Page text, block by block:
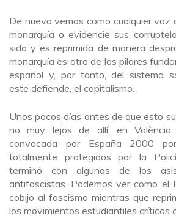
De nuevo vemos como cualquier voz
monarquía o evidencie sus
sido y es reprimida de manera
monarquía es otro de los pilares
español y, por tanto, del sistema
este defiende, el capitalismo.
Unos pocos días antes de que esto
no muy lejos de allí, en València,
convocada por España 2000
totalmente protegidos por la
terminó con algunos de los
antifascistas. Podemos ver como el
cobijo al fascismo mientras que
los movimientos estudiantiles críticos